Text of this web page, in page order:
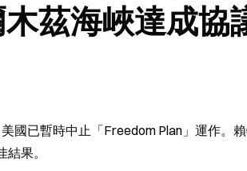
茲海峽達成協
國已暫時中止「Freedom Plan」運作。賴
果。